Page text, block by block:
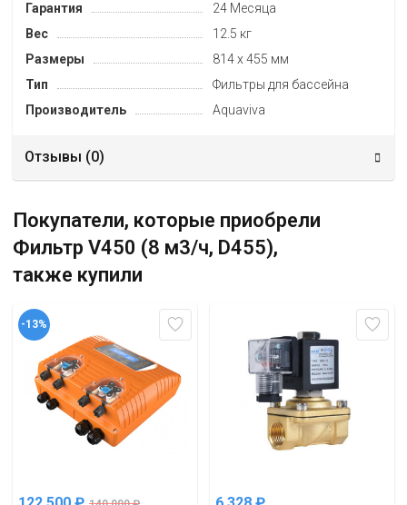
Гарантия
24 Месяца
Вес
12.5 кг
Размеры
814 х 455 мм
Тип
Фильтры для бассейна
Производитель
Aquaviva
Отзывы (0)
Покупатели, которые приобрели
Фильтр V450 (8 м3/ч, D455),
также купили
-13%